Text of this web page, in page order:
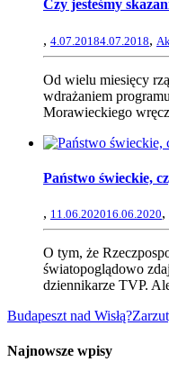
Czy jesteśmy
, 4.07.20184.07.2018,
Od wielu miesięcy
wdrażaniem
Morawieckiego
Państwo świeckie,
, 11.06.202016.06.2020,
O tym, że
światopoglądowo
dziennikarze TVP.
Budapeszt nad Wisłą?
Najnowsze wpisy